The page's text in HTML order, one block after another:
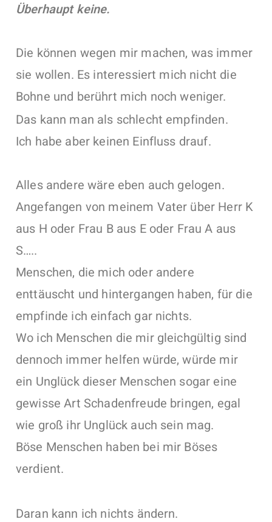
Überhaupt keine.
Die können wegen mir machen, was immer
sie wollen. Es interessiert mich nicht die
Bohne und berührt mich noch weniger.
Das kann man als schlecht empfinden.
Ich habe aber keinen Einfluss drauf.
Alles andere wäre eben auch gelogen.
Angefangen von meinem Vater über Herr K
aus H oder Frau B aus E oder Frau A aus
S…..
Menschen, die mich oder andere
enttäuscht und hintergangen haben, für die
empfinde ich einfach gar nichts.
Wo ich Menschen die mir gleichgültig sind
dennoch immer helfen würde, würde mir
ein Unglück dieser Menschen sogar eine
gewisse Art Schadenfreude bringen, egal
wie groß ihr Unglück auch sein mag.
Böse Menschen haben bei mir Böses
verdient.
Daran kann ich nichts ändern.